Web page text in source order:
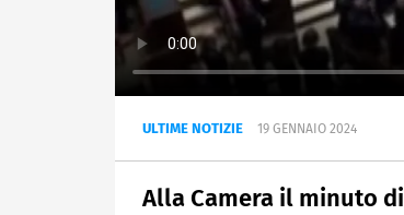
ULTIME NOTIZIE 19 GENNAIO 2024
Alla Camera il minuto